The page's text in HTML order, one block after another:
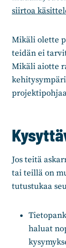
siirtoa
Mikäli olette
teidän ei
Mikäli aiotte
Jos teitä
tai teillä on
tutustukaa
haluat